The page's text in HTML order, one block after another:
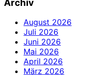
Archiv
August 2026
Juli 2026
Juni 2026
Mai 2026
April 2026
März 2026